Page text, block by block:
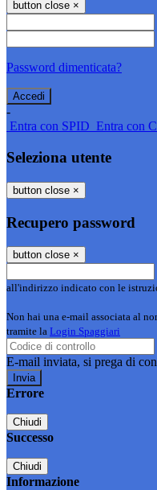
button close ×
Password dimenticata?
-
Entra con SPID Entra con
Seleziona utente
button close ×
Recupero password
button close ×
all'indirizzo indicato con le
Non hai una e-mail associata al
tramite la Login Spaggiari
E-mail inviata, si prega di
Errore
Chiudi
Successo
Chiudi
Informazione